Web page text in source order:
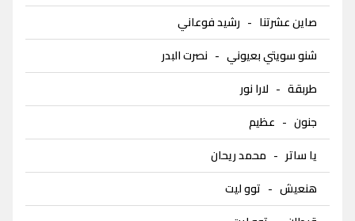
صاين عشرتنا - رشيد فوعاني
شنو سويتي بعيوني - نصرت البدر
طربقة - لارا نور
جنون - عظيم
يا ساتر - محمد ريحان
هنعيش - توو ليت